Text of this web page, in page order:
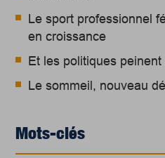
Le sport professionnel
en croissance
Et les politiques peinent
Le sommeil, nouveau
Mots-clés